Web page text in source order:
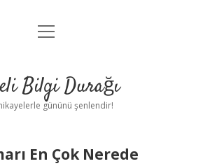
Anasayfa
Yasal Uyarı
menüyü
Bilgi Durağı
hikayelerle gününü şenlendir!
En Çok Nerede